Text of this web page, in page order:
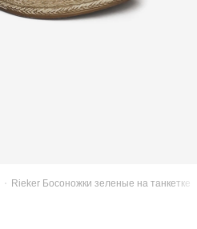
Rieker Босоножки зеленые на танкетке